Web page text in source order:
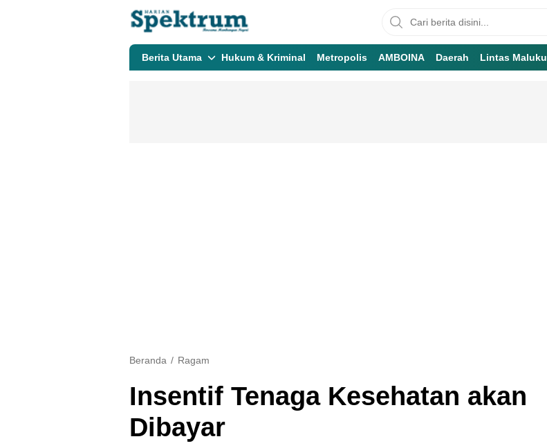
spektrumonline.com
Berita Utama Hukum & Kriminal Metropolis AMBOINA Daerah Lintas Maluku
Beranda Ragam
Insentif Tenaga Kesehatan akan
Dibayar